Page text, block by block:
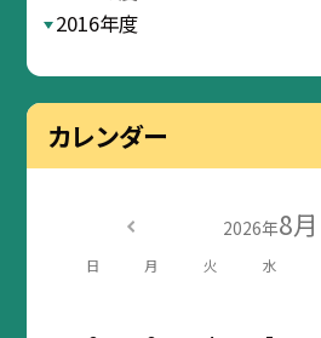
2016年度
カレンダー
2026年8月
日 月 火 水